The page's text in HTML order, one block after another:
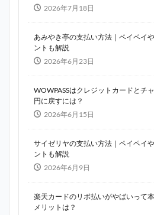
2026年7月18日
あみやき亭の支払い方法｜ペイペイ
ントも解説
2026年6月23日
WOWPASSはクレジットカードとチ
円に戻すには？
2026年6月15日
サイゼリヤの支払い方法｜ペイペイ
ントも解説
2026年6月9日
楽天カードのリボ払いがやばいって
メリットは？